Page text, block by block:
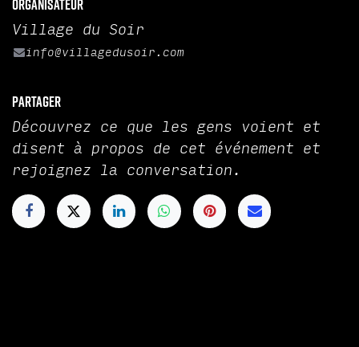
Organisateur
Village du Soir
info@villagedusoir.com
Partager
Découvrez ce que les gens voient et
disent à propos de cet événement et
rejoignez la conversation.